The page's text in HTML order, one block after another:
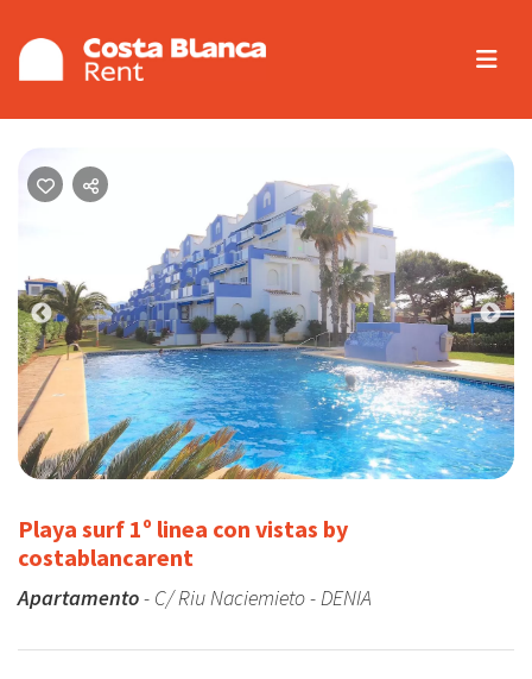
Previous
Playa surf 1º linea con vistas by
costablancarent
Apartamento- C/ Riu Naciemieto - DENIA